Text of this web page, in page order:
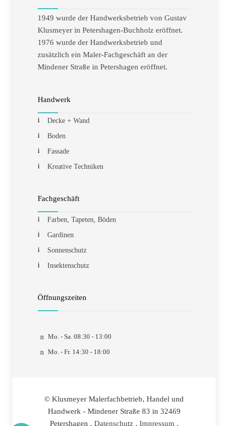
1949 wurde der Handwerksbetrieb von Gustav
Klusmeyer in Petershagen-Buchholz eröffnet.
1976 wurde der Handwerksbetrieb und
zusätzlich ein Maler-Fachgeschäft an der
Mindener Straße in Petershagen eröffnet.
Handwerk
Decke + Wand
Boden
Fassade
Kreative Techniken
Fachgeschäft
Farben, Tapeten, Böden
Gardinen
Sonnenschutz
Insektenschutz
Öffnungszeiten
Mo. - Sa. 08:30 - 13:00
Mo. - Fr. 14:30 - 18:00
© Klusmeyer Malerfachbetrieb, Handel und
Handwerk - Mindener Straße 83 in 32469
Petershagen . Datenschutz. Impressum .